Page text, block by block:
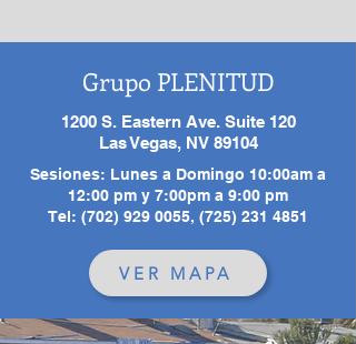
Grupo PLENITUD
1200 S. Eastern Ave. Suite 120
Las Vegas, NV 89104
Sesiones: Lunes a Domingo 10:00am a
12:00 pm y 7:00pm a 9:00 pm
Tel: (702) 929 0055, (725) 231 4851
VER MAPA